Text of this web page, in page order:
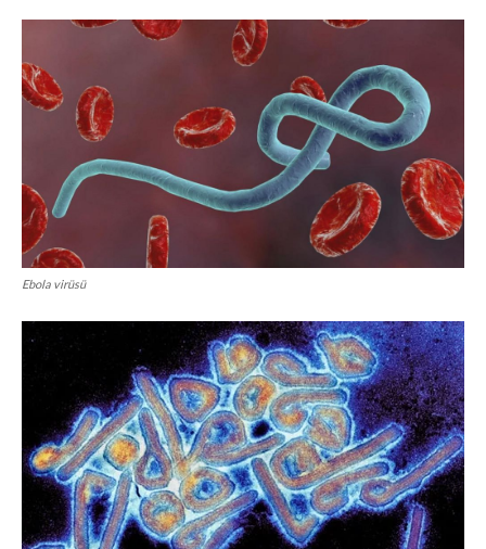
Ebola virüsü